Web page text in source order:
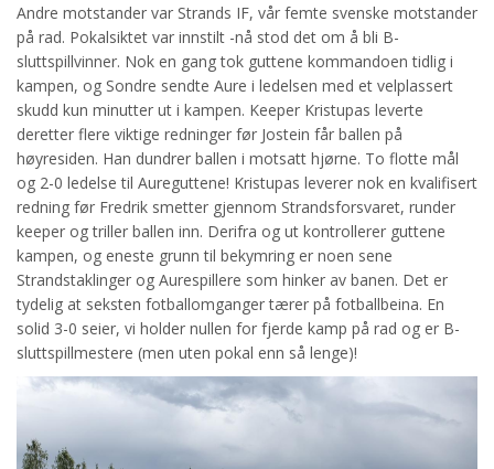
Andre motstander var Strands IF, vår femte svenske motstander
på rad. Pokalsiktet var innstilt -nå stod det om å bli B-
sluttspillvinner. Nok en gang tok guttene kommandoen tidlig i
kampen, og Sondre sendte Aure i ledelsen med et velplassert
skudd kun minutter ut i kampen. Keeper Kristupas leverte
deretter flere viktige redninger før Jostein får ballen på
høyresiden. Han dundrer ballen i motsatt hjørne. To flotte mål
og 2-0 ledelse til Aureguttene! Kristupas leverer nok en kvalifisert
redning før Fredrik smetter gjennom Strandsforsvaret, runder
keeper og triller ballen inn. Derifra og ut kontrollerer guttene
kampen, og eneste grunn til bekymring er noen sene
Strandstaklinger og Aurespillere som hinker av banen. Det er
tydelig at seksten fotballomganger tærer på fotballbeina. En
solid 3-0 seier, vi holder nullen for fjerde kamp på rad og er B-
sluttspillmestere (men uten pokal enn så lenge)!